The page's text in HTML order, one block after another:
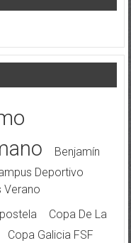
Benjamín
Deportivo
Verano
Copa De La
Copa Galicia FSF